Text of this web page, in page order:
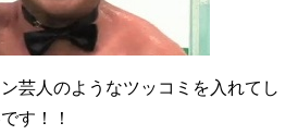
芸人のようなツッコミを入れてし
す！！